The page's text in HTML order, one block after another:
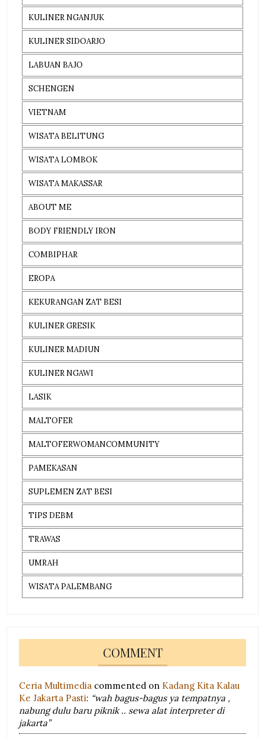
KULINER NGANJUK
KULINER SIDOARJO
LABUAN BAJO
SCHENGEN
VIETNAM
WISATA BELITUNG
WISATA LOMBOK
WISATA MAKASSAR
ABOUT ME
BODY FRIENDLY IRON
COMBIPHAR
EROPA
KEKURANGAN ZAT BESI
KULINER GRESIK
KULINER MADIUN
KULINER NGAWI
LASIK
MALTOFER
MALTOFERWOMANCOMMUNITY
PAMEKASAN
SUPLEMEN ZAT BESI
TIPS DEBM
TRAWAS
UMRAH
WISATA PALEMBANG
COMMENT
Ceria Multimedia commented on Kadang Kita Kalau
Ke Jakarta Pasti: “wah bagus-bagus ya tempatnya ,
nabung dulu baru piknik .. sewa alat interpreter di
jakarta”